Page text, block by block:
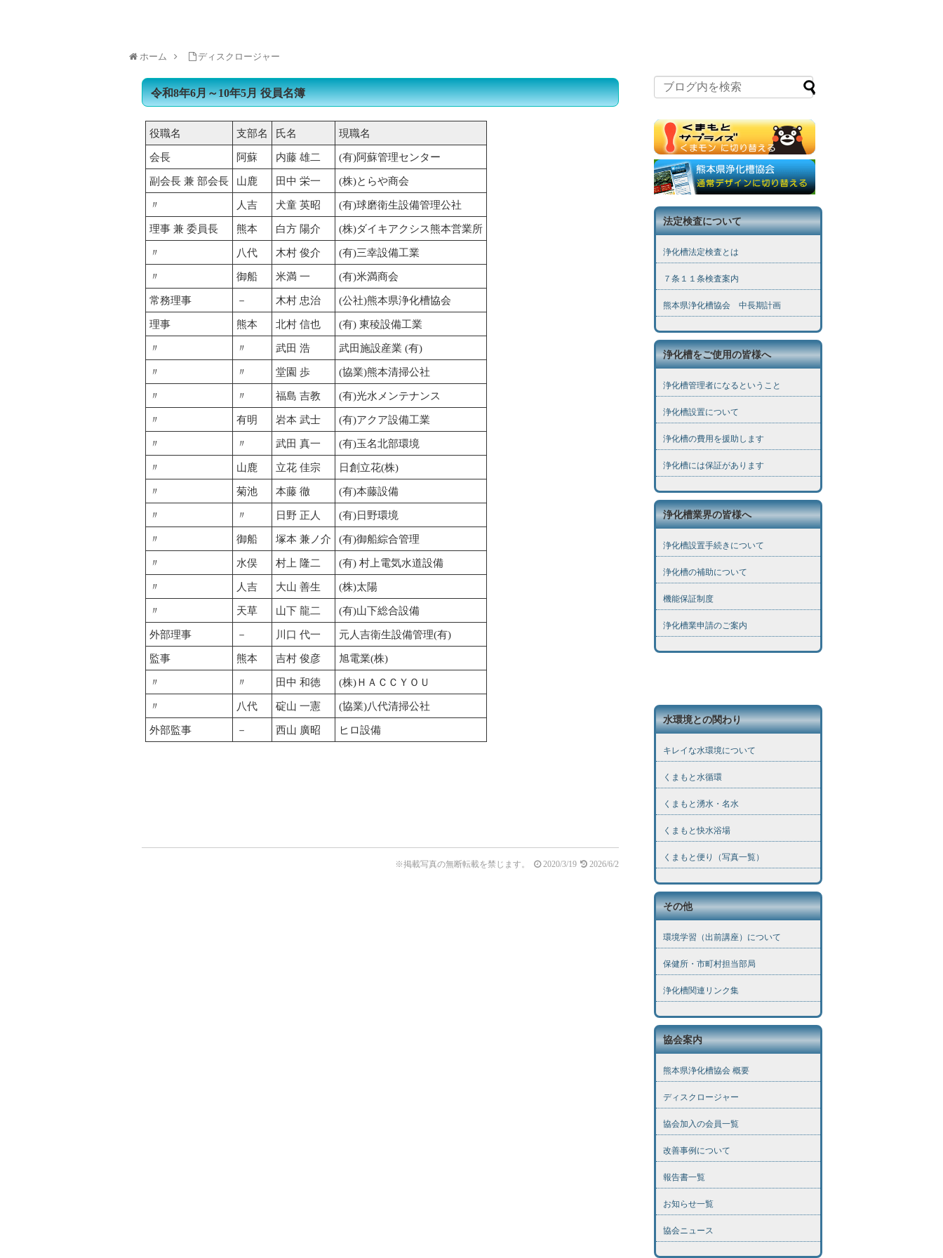
ホーム ディスクロージャー
令和8年6月～10年5月 役員名簿
役職名 支部名 氏名
現職名
会長
阿蘇 内藤 雄二
(有)阿蘇管理センター
副会長 兼 部会長
山鹿 田中 栄一
(株)とらや商会
〃
人吉 犬童 英昭
(有)球磨衛生設備管理公社
理事 兼 委員長
熊本 白方 陽介
(株)ダイキアクシス熊本営業所
〃
八代 木村 俊介
(有)三幸設備工業
〃
御船 米満 一
(有)米満商会
常務理事
－ 木村 忠治
(公社)熊本県浄化槽協会
理事
熊本 北村 信也
(有) 東稜設備工業
〃
〃 武田 浩
武田施設産業 (有)
〃
〃 堂園 歩
(協業)熊本清掃公社
〃
〃 福島 吉教
(有)光水メンテナンス
〃
有明 岩本 武士
(有)アクア設備工業
〃
〃 武田 真一
(有)玉名北部環境
〃
山鹿 立花 佳宗
日創立花(株)
〃
菊池 本藤 徹
(有)本藤設備
〃
〃 日野 正人
(有)日野環境
〃
御船 塚本 兼ノ介
(有)御船綜合管理
〃
水俣 村上 隆二
(有) 村上電気水道設備
〃
人吉 大山 善生
(株)太陽
〃
天草 山下 龍二
(有)山下総合設備
外部理事
－ 川口 代一
元人吉衛生設備管理(有)
監事
熊本 吉村 俊彦
旭電業(株)
〃
〃 田中 和徳
(株)ＨＡＣＣＹＯＵ
〃
八代 碇山 一憲
(協業)八代清掃公社
外部監事
－ 西山 廣昭 ヒロ設備
※掲載写真の無断転載を禁じます。 2020/3/19 2026/6/2
法定検査について
浄化槽法定検査とは
７条１１条検査案内
熊本県浄化槽協会 中長期計画
浄化槽をご使用の皆様へ
浄化槽管理者になるということ
浄化槽設置について
浄化槽の費用を援助します
浄化槽には保証があります
浄化槽業界の皆様へ
浄化槽設置手続きについて
浄化槽の補助について
機能保証制度
浄化槽業申請のご案内
水環境との関わり
キレイな水環境について
くまもと水循環
くまもと湧水・名水
くまもと快水浴場
くまもと便り（写真一覧）
その他
環境学習（出前講座）について
保健所・市町村担当部局
浄化槽関連リンク集
協会案内
熊本県浄化槽協会 概要
ディスクロージャー
協会加入の会員一覧
改善事例について
報告書一覧
お知らせ一覧
協会ニュース